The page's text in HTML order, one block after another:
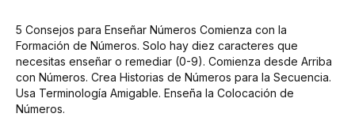
5 Consejos para Enseñar Números Comienza con la
Formación de Números. Solo hay diez caracteres que
necesitas enseñar o remediar (0-9). Comienza desde Arriba
con Números. Crea Historias de Números para la Secuencia.
Usa Terminología Amigable. Enseña la Colocación de
Números.